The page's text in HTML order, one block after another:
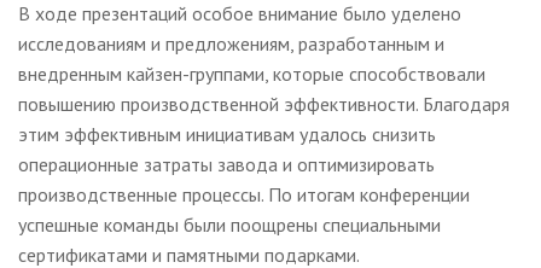
В ходе презентаций особое внимание было уделено
исследованиям и предложениям, разработанным и
внедренным кайзен-группами, которые способствовали
повышению производственной эффективности. Благодаря
этим эффективным инициативам удалось снизить
операционные затраты завода и оптимизировать
производственные процессы. По итогам конференции
успешные команды были поощрены специальными
сертификатами и памятными подарками.